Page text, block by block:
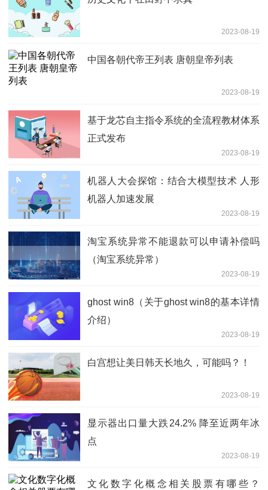
2023-08-19
中国各朝代帝王列表 唐朝皇帝列表
2023-08-19
基于龙芯自主指令系统的全流程教材体系
正式发布
2023-08-19
机器人大会探馆：结合大模型技术 人形
机器人加速发展
2023-08-19
淘宝系统异常不能退款可以申请补偿吗
（淘宝系统异常）
2023-08-19
ghost win8（关于ghost win8的基本详情
介绍）
2023-08-19
白宫想让美日韩天长地久，可能吗？！
2023-08-19
显示器出口量大跌24.2% 降至近两年冰
点
2023-08-19
文化数字化概念相关股票有哪些？